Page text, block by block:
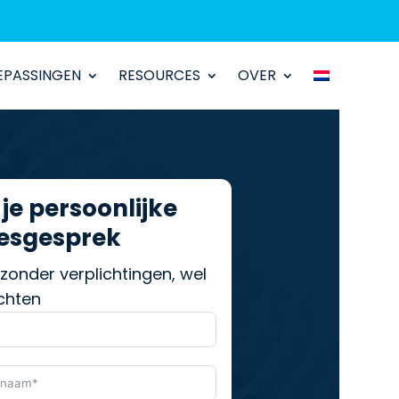
RESOURCES OVER
RESOURCES OVER
persoonlijke
verplichtingen, wel